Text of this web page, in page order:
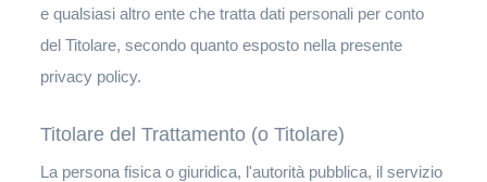
e qualsiasi altro ente che tratta dati personali per conto
del Titolare, secondo quanto esposto nella presente
privacy policy.
Titolare del Trattamento (o Titolare)
La persona fisica o giuridica, l'autorità pubblica, il servizio